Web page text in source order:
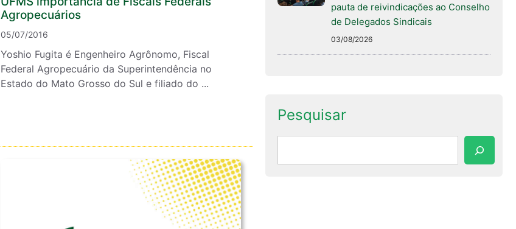
Agropecuários
05/07/2016
Yoshio Fugita é Engenheiro Agrônomo, Fiscal
Federal Agropecuário da Superintendência no
Estado do Mato Grosso do Sul e filiado do ...
pauta de reivindicações ao Conselho
de Delegados Sindicais
03/08/2026
Pesquisar